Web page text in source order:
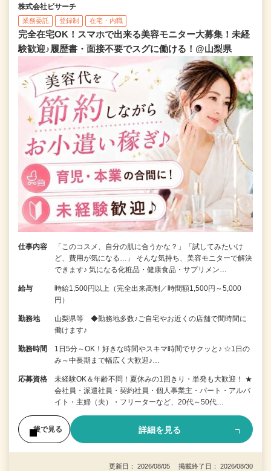
株式会社ビサーチ
業務委託 登録制 在宅・内職
完全在宅OK！スマホで出来る美容モニター大募集！未経
験歓迎♪履歴書・面接不要でスグに働ける！@山梨県
仕事内容
「このコスメ、自分の肌に合うかな？」「試してみたいけ
ど、費用が気になる…」 そんな気持ち、美容モニターで解決
できます♪ 気になる化粧品・健康食品・サプリメン…
給与
時給1,500円以上（完全出来高制／時間額1,500円～5,000
円）
勤務地
山梨県等 ◆勤務地多数♪ご自宅やお近くの店舗で間時間に
働けます♪
勤務時間
1日5分～OK！好きな時間やスキマ時間でサクッと♪ ☆1日の
み～中長期まで幅広く大歓迎♪…
応募資格
未経験OK＆年齢不問！夏休みの1回きり・単発も大歓迎！ ★
会社員・派遣社員・契約社員・個人事業主・パート・アルバ
イト・主婦（夫）・フリーターなど、20代～50代…
後で見る 詳細を見る
更新日： 2026/08/05 掲載終了日： 2026/08/30